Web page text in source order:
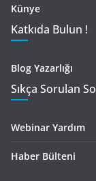
Künye
Katkıda Bulun !
Blog Yazarlığı
Sıkça Sorulan
Webinar Yardım
Haber Bülteni